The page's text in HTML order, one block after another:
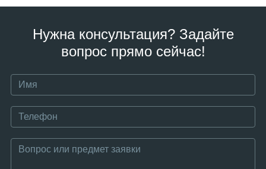
Нужна консультация? Задайте
вопрос прямо сейчас!